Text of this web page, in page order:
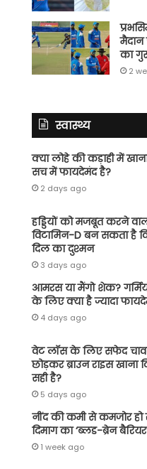
मैदान
का
2
स्वास्थ्य
क्या लोहे की कड़ाही में
सच में फायदेमंद है?
2 days ago
हड्डियों को मजबूत करने
विटामिन-D बन सकता है
दिल का दुश्मन
3 days ago
आमरस या मैंगो शेक?
के लिए क्या है ज्यादा
4 days ago
वेट लॉस के लिए सफेद
छोड़कर ब्राउन राइस खाना
सही है?
5 days ago
नींद की कमी से कमजोर हो
दिमाग का ‘ब्लड-ब्रेन
1 week ago